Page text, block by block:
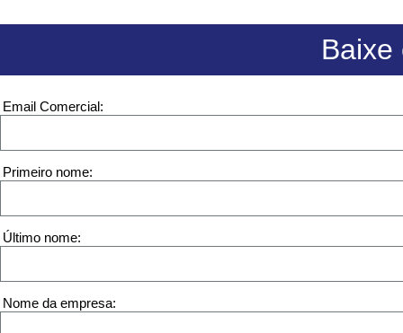
Baixe
Email Comercial
Primeiro nome
Último nome
Nome da empresa